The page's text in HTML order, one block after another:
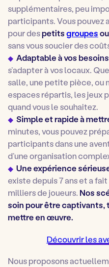
supplémentaires, peu
participants. Vous pouvez
pour despetitsgroupes
sans vous soucier des
Adaptable à vos besoins
s’adapter à vos locaux.
salle, une petite pièce, ou
espaces répartis, les jeux
quand vous le souhaitez.
Simple et rapide à
minutes, vous pouvez
participants dans une
d’une organisation
Une expérience
existe depuis 7 ans et a
milliers de joueurs. Nos
soin pour être
mettre en œuvre.
Découvrir les
Nous proposons